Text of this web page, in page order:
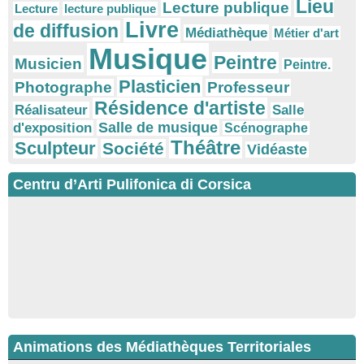
Lecture lecture publique Lecture publique
Lieu
de diffusion Livre Médiathèque Métier d'art
Musicien Musique Peintre Peintre.
Photographe Plasticien Professeur
Réalisateur Résidence d'artiste Salle
d'exposition Salle de musique Scénographe
Sculpteur Société Théâtre Vidéaste
Centru d’Arti Pulifonica di Corsica
Animations des Médiathèques Territoriales